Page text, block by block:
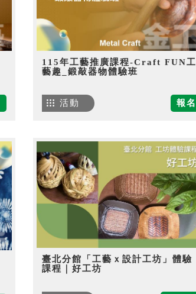
115年工藝推廣課程-Craft FUN工
藝趣_鍛敲器物體驗班
報名
活動
臺北分館「工藝ｘ設計工坊」體驗
課程｜好工坊